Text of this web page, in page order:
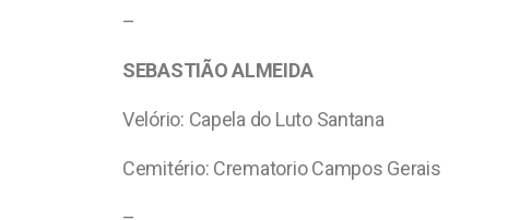
–
SEBASTIÃO ALMEIDA
Velório: Capela do Luto Santana
Cemitério: Crematorio Campos Gerais